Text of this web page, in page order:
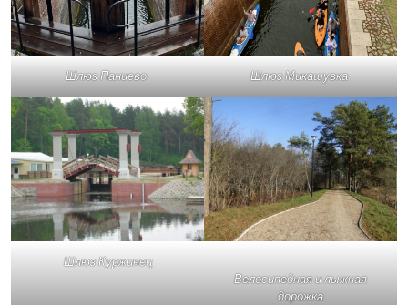
Шлюз Паниево Шлюз Микашувка
Шлюз Куржинец
Велосипедная и лыжная
дорожка